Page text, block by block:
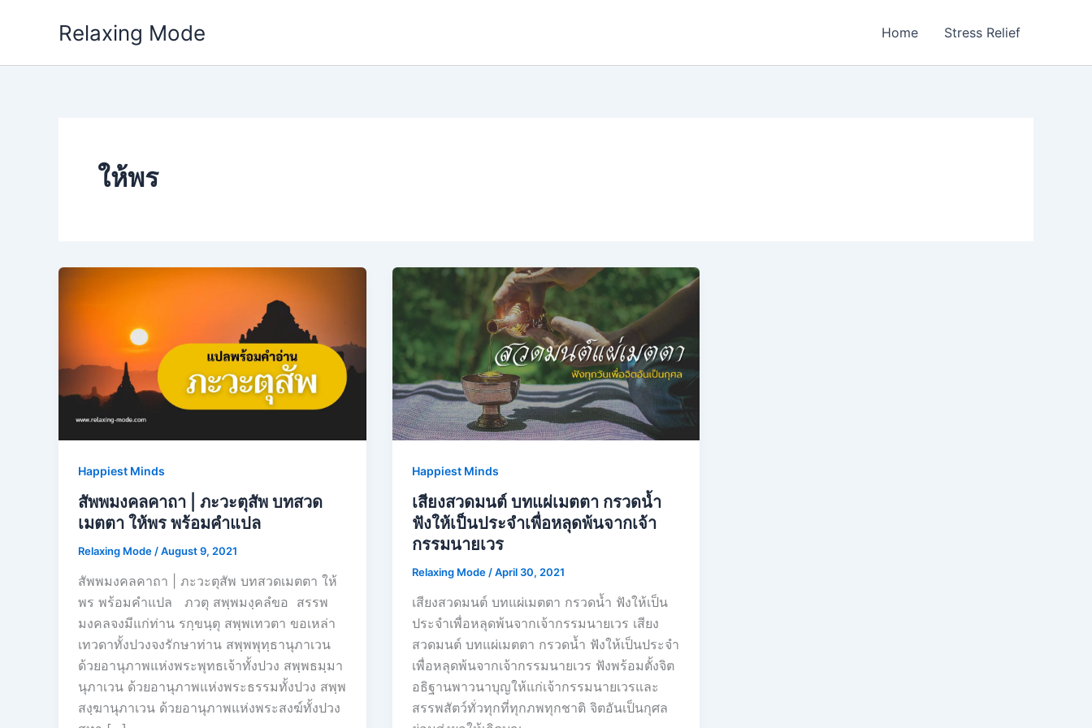
Relaxing Mode Home Stress Relief
ให้พร
Happiest Minds
สัพพมงคลคาถา | ภะวะตุสัพ บทสวด
เมตตา ให้พร พร้อมคำแปล
Relaxing Mode /August 9, 2021
สัพพมงคลคาถา | ภะวะตุสัพ บทสวดเมตตา ให้
พร พร้อมคำแปล ภวตุ สพฺพมงฺคลํขอ สรรพ
มงคลจงมีแก่ท่าน รกฺขนฺตุ สพฺพเทวตา ขอเหล่า
เทวดาทั้งปวงจงรักษาท่าน สพฺพพุทฺธานุภาเวน
ด้วยอานุภาพแห่งพระพุทธเจ้าทั้งปวง สพฺพธมฺมา
นุภาเวน ด้วยอานุภาพแห่งพระธรรมทั้งปวง สพฺพ
สงฺฆานุภาเวน ด้วยอานุภาพแห่งพระสงฆ์ทั้งปวง
Happiest Minds
เสียงสวดมนต์ บทแผ่เมตตา กรวดน้ำ
ฟังให้เป็นประจำเพื่อหลุดพ้นจากเจ้า
กรรมนายเวร
Relaxing Mode /April 30, 2021
เสียงสวดมนต์ บทแผ่เมตตา กรวดน้ำ ฟังให้เป็น
ประจำเพื่อหลุดพ้นจากเจ้ากรรมนายเวร เสียง
สวดมนต์ บทแผ่เมตตา กรวดน้ำ ฟังให้เป็นประจำ
เพื่อหลุดพ้นจากเจ้ากรรมนายเวร ฟังพร้อมตั้งจิต
อธิฐานพาวนาบุญให้แก่เจ้ากรรมนายเวรและ
สรรพสัตว์ทั่วทุกที่ทุกภพทุกชาติ จิตอันเป็นกุศล